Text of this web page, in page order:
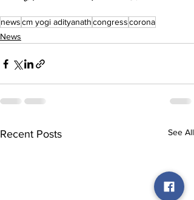
newscm yogi adityanathcongresscorona
News
Recent Posts See All